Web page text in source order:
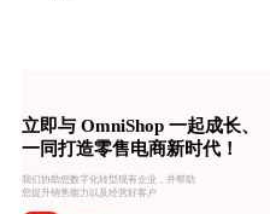
立即与 OmniShop 一起成长、
一同打造零售电商新时代！
我们协助您数字化转型现有企业，并帮助
您提升销售能力以及经营好客户